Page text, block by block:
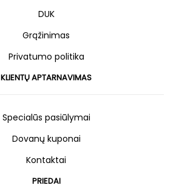
DUK
Grąžinimas
Privatumo politika
KLIENTŲ APTARNAVIMAS
Specialūs pasiūlymai
Dovanų kuponai
Kontaktai
PRIEDAI